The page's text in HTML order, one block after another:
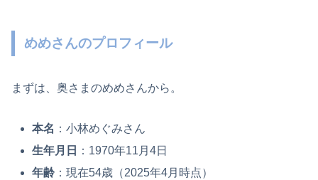
めめさんのプロフィール
まずは、奥さまのめめさんから。
本名 ：​小林めぐみさん​
生年月日
：​1970年11月4日​
年齢 ：​現在54歳（2025年4月時点）​